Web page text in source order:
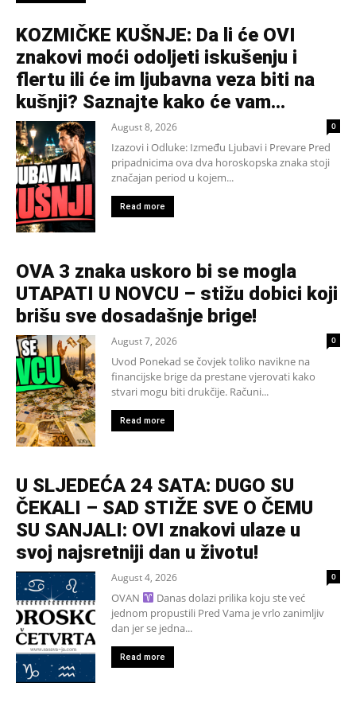
KOZMIČKE KUŠNJE: Da li će OVI
znakovi moći odoljeti iskušenju i
flertu ili će im ljubavna veza biti na
kušnji? Saznajte kako će vam...
August 8, 2026 0
Izazovi i Odluke: Između Ljubavi i Prevare Pred
pripadnicima ova dva horoskopska znaka stoji
značajan period u kojem...
Read more
OVA 3 znaka uskoro bi se mogla
UTAPATI U NOVCU – stižu dobici koji
brišu sve dosadašnje brige!
August 7, 2026 0
Uvod Ponekad se čovjek toliko navikne na
financijske brige da prestane vjerovati kako
stvari mogu biti drukčije. Računi...
Read more
U SLJEDEĆA 24 SATA: DUGO SU
ČEKALI – SAD STIŽE SVE O ČEMU
SU SANJALI: OVI znakovi ulaze u
svoj najsretniji dan u životu!
August 4, 2026 0
OVAN
Danas dolazi prilika koju ste već
jednom propustili Pred Vama je vrlo zanimljiv
dan jer se jedna...
Read more